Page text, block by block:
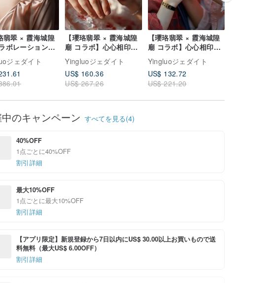
翡翠 × 霞海城隍
ボレーション】
10% を寄付
ジェダイト
【瓔珞翡翠 × 霞海城隍
廟 コラボ】心心相印リ
付
Yingluoジェダイト
US$ 160.36
US$ 267.26
【瓔珞翡翠 × 霞海城隍
廟 コラボ】心心相印ブ
ャリティに寄付
Yingluoジェダイト
US$ 132.72
US$ 221.20
のキャンペーン すべてを見る(4)
40%OFF
1点ごとに40%OFF
割引詳細
最大10%OFF
1点ごとに最大10%OFF
割引詳細
【アプリ限定】新規登録から7日以内にUS$ 30.00以上お買いもので送
料無料（最大US$ 6.00OFF）
割引詳細